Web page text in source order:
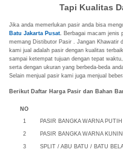
Tapi Kualitas
Jika anda memerlukan pasir anda bisa
Batu Jakarta Pusat
Berbagai macam jenis
memang Distibutor Pasir . Jangan Khawatir
kami jual adalah pasir dengan kualitas
sampai ketempat tujuan dengan tepat
serta dengan ukuran yang berbeda-beda
Selain menjual pasir kami juga menjual
Berikut Daftar Harga Pasir dan Bahan
NO
1
PASIR BANGKA WARNA PUTIH
2 PASIR BANGKA WARNA
3 SPLIT / ABU BATU / BATU